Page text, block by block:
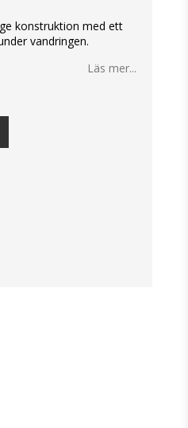
konstruktion med ett
vandringen.
Läs mer...